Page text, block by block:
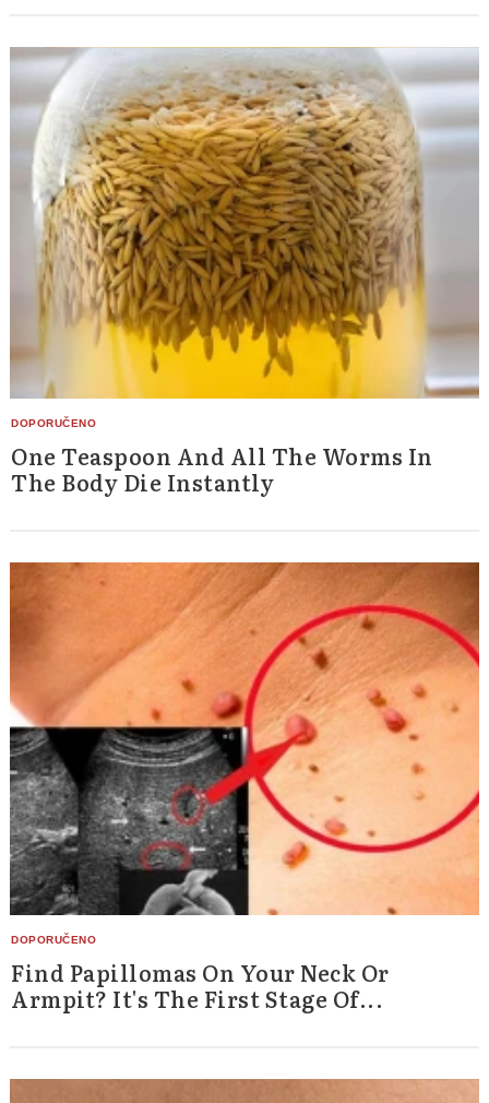
One Teaspoon And All The Worms In
The Body Die Instantly
Find Papillomas On Your Neck Or
Armpit? It's The First Stage Of...